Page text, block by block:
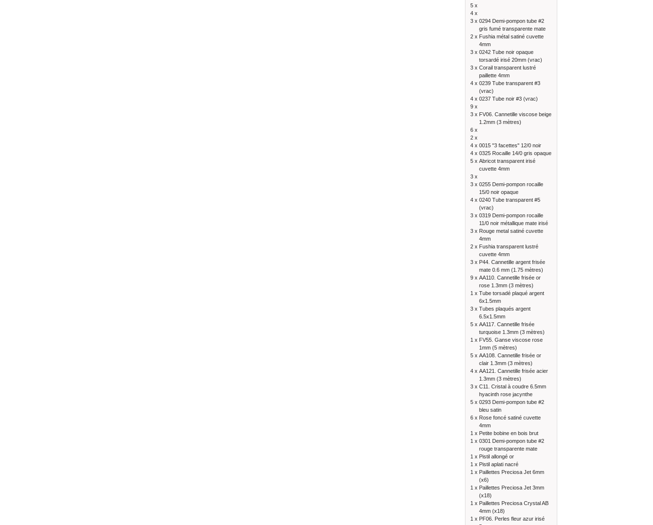
5 x
4 x
3 x 0294 Demi-pompon tube #2
gris fumé transparente mate
2 x Fushia métal satiné cuvette
4mm
3 x 0242 Tube noir opaque
torsardé irisé 20mm (vrac)
3 x Corail transparent lustré
paillette 4mm
4 x 0239 Tube transparent #3
(vrac)
4 x 0237 Tube noir #3 (vrac)
9 x
3 x FV06. Cannetille viscose beige
1.2mm (3 mètres)
6 x
2 x
4 x 0015 "3 facettes" 12/0 noir
4 x 0325 Rocaille 14/0 gris opaque
5 x Abricot transparent irisé
cuvette 4mm
3 x
3 x 0255 Demi-pompon rocaille
15/0 noir opaque
4 x 0240 Tube transparent #5
(vrac)
3 x 0319 Demi-pompon rocaille
11/0 noir métallique mate irisé
3 x Rouge metal satiné cuvette
4mm
2 x Fushia transparent lustré
cuvette 4mm
3 x P44. Cannetille argent frisée
mate 0.6 mm (1.75 mètres)
9 x AA110. Cannetille frisée or
rose 1.3mm (3 mètres)
1 x Tube torsadé plaqué argent
6x1.5mm
3 x Tubes plaqués argent
6.5x1.5mm
5 x AA117. Cannetille frisée
turquoise 1.3mm (3 mètres)
1 x FV55. Ganse viscose rose
1mm (5 mètres)
5 x AA108. Cannetille frisée or
clair 1.3mm (3 mètres)
4 x AA121. Cannetille frisée acier
1.3mm (3 mètres)
3 x C11. Cristal à coudre 6.5mm
hyacinth rose jacynthe
5 x 0293 Demi-pompon tube #2
bleu satin
6 x Rose foncé satiné cuvette
4mm
1 x Petite bobine en bois brut
1 x 0301 Demi-pompon tube #2
rouge transparente mate
1 x Pistil allongé or
1 x Pistil aplati nacré
1 x Paillettes Preciosa Jet 6mm
(x6)
1 x Paillettes Preciosa Jet 3mm
(x18)
1 x Paillettes Preciosa Crystal AB
4mm (x18)
1 x PF06. Perles fleur azur irisé